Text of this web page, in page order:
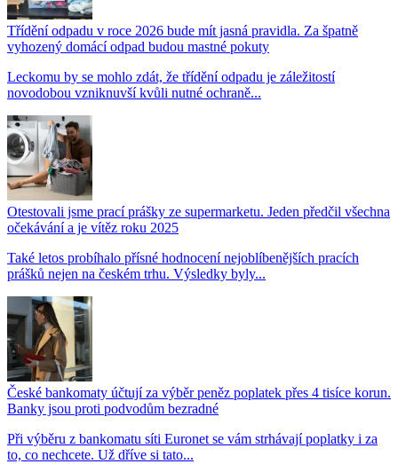
Třídění odpadu v roce 2026 bude mít jasná pravidla. Za špatně
vyhozený domácí odpad budou mastné pokuty
Leckomu by se mohlo zdát, že třídění odpadu je záležitostí
novodobou vzniknuvší kvůli nutné ochraně...
Otestovali jsme prací prášky ze supermarketu. Jeden předčil všechna
očekávání a je vítěz roku 2025
Také letos probíhalo přísné hodnocení nejoblíbenějších pracích
prášků nejen na českém trhu. Výsledky byly...
České bankomaty účtují za výběr peněz poplatek přes 4 tisíce korun.
Banky jsou proti podvodům bezradné
Při výběru z bankomatu síti Euronet se vám strhávají poplatky i za
to, co nechcete. Už dříve si tato...